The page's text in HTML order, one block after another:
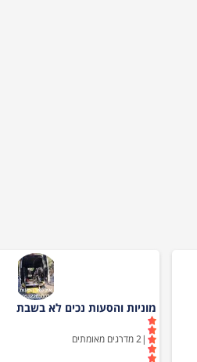
מוניות והסעות נכים לא בשבת
|
2מדרגים מאומתים